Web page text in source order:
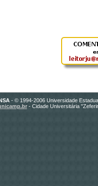
- © 1994-2006Universidade
- Cidade Universitária